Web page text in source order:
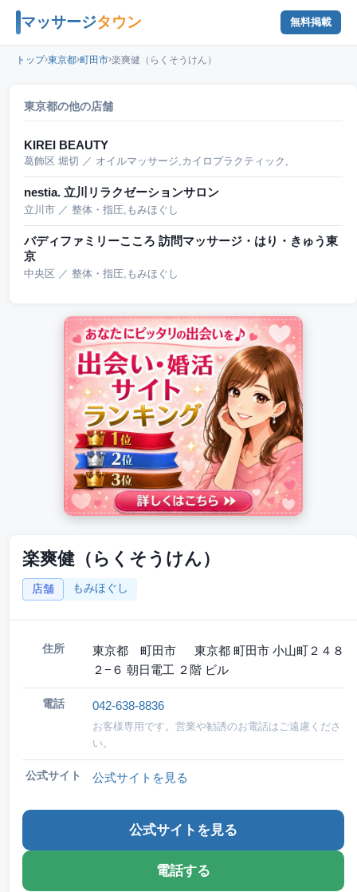
マッサージタウン 無料掲載
トップ›東京都›町田市›楽爽健（らくそうけん）
楽爽健（らくそうけん）
店舗 もみほぐし
住所
東京都 町田市 東京都 町田市 小山町２４８
２−６ 朝日電工 ２階 ビル
電話 042-638-8836
お客様専用です。営業や勧誘のお電話はご遠慮くださ
い。
公式サイト 公式サイトを見る
公式サイトを見る
電話する
東京都の他の店舗
KIREI BEAUTY
葛飾区 堀切 ／ オイルマッサージ,カイロプラクティック,
nestia. 立川リラクゼーションサロン
立川市 ／ 整体・指圧,もみほぐし
バディファミリーこころ 訪問マッサージ・はり・きゅう東
京
中央区 ／ 整体・指圧,もみほぐし